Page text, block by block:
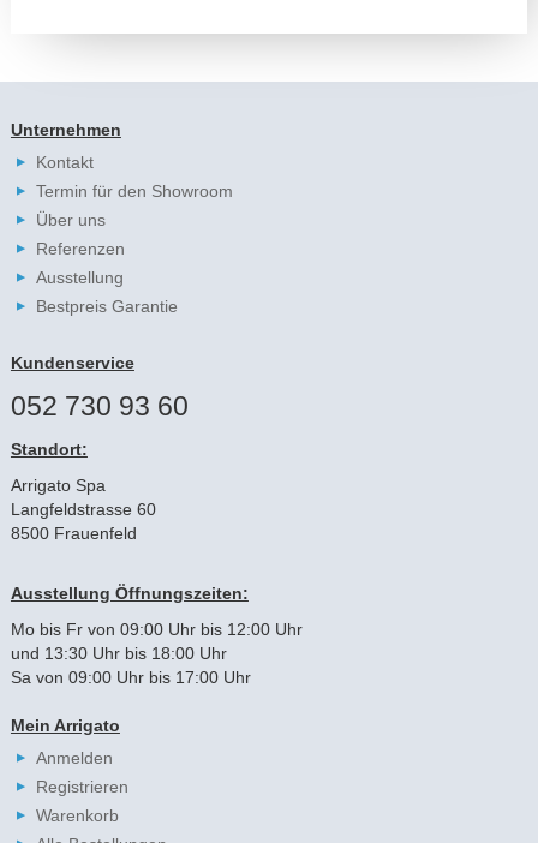
Unternehmen
Kontakt
Termin für den Showroom
Über uns
Referenzen
Ausstellung
Bestpreis Garantie
Kundenservice
052 730 93 60
Standort:
Arrigato Spa
Langfeldstrasse 60
8500 Frauenfeld
Ausstellung Öffnungszeiten:
Mo bis Fr von 09:00 Uhr bis 12:00 Uhr
und 13:30 Uhr bis 18:00 Uhr
Sa von 09:00 Uhr bis 17:00 Uhr
Mein Arrigato
Anmelden
Registrieren
Warenkorb